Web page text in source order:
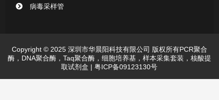
病毒采样管
Copyright © 2025 深圳市华晨阳科技有限公司 版权所有PCR聚合
酶，DNA聚合酶，Taq聚合酶，细胞培养基，样本采集套装，核酸提
取试剂盒 | 粤ICP备09123130号